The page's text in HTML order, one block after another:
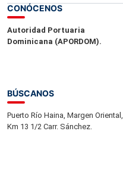
CONÓCENOS
Autoridad Portuaria
Dominicana (APORDOM).
BÚSCANOS
Puerto Río Haina, Margen Oriental,
Km 13 1/2 Carr. Sánchez.